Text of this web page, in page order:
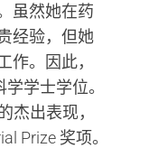
虽然她在药
经验，但她
作。因此，
学士学位。
杰出表现，
Prize 奖项。